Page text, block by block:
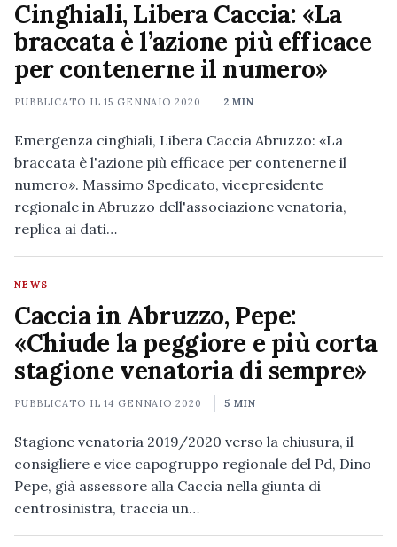
Cinghiali, Libera Caccia: «La
braccata è l’azione più efficace
per contenerne il numero»
PUBBLICATO IL15 GENNAIO 2020 2 MIN
Emergenza cinghiali, Libera Caccia Abruzzo: «La
braccata è l'azione più efficace per contenerne il
numero». Massimo Spedicato, vicepresidente
regionale in Abruzzo dell'associazione venatoria,
replica ai dati…
NEWS
Caccia in Abruzzo, Pepe:
«Chiude la peggiore e più corta
stagione venatoria di sempre»
PUBBLICATO IL14 GENNAIO 2020 5 MIN
Stagione venatoria 2019/2020 verso la chiusura, il
consigliere e vice capogruppo regionale del Pd, Dino
Pepe, già assessore alla Caccia nella giunta di
centrosinistra, traccia un…